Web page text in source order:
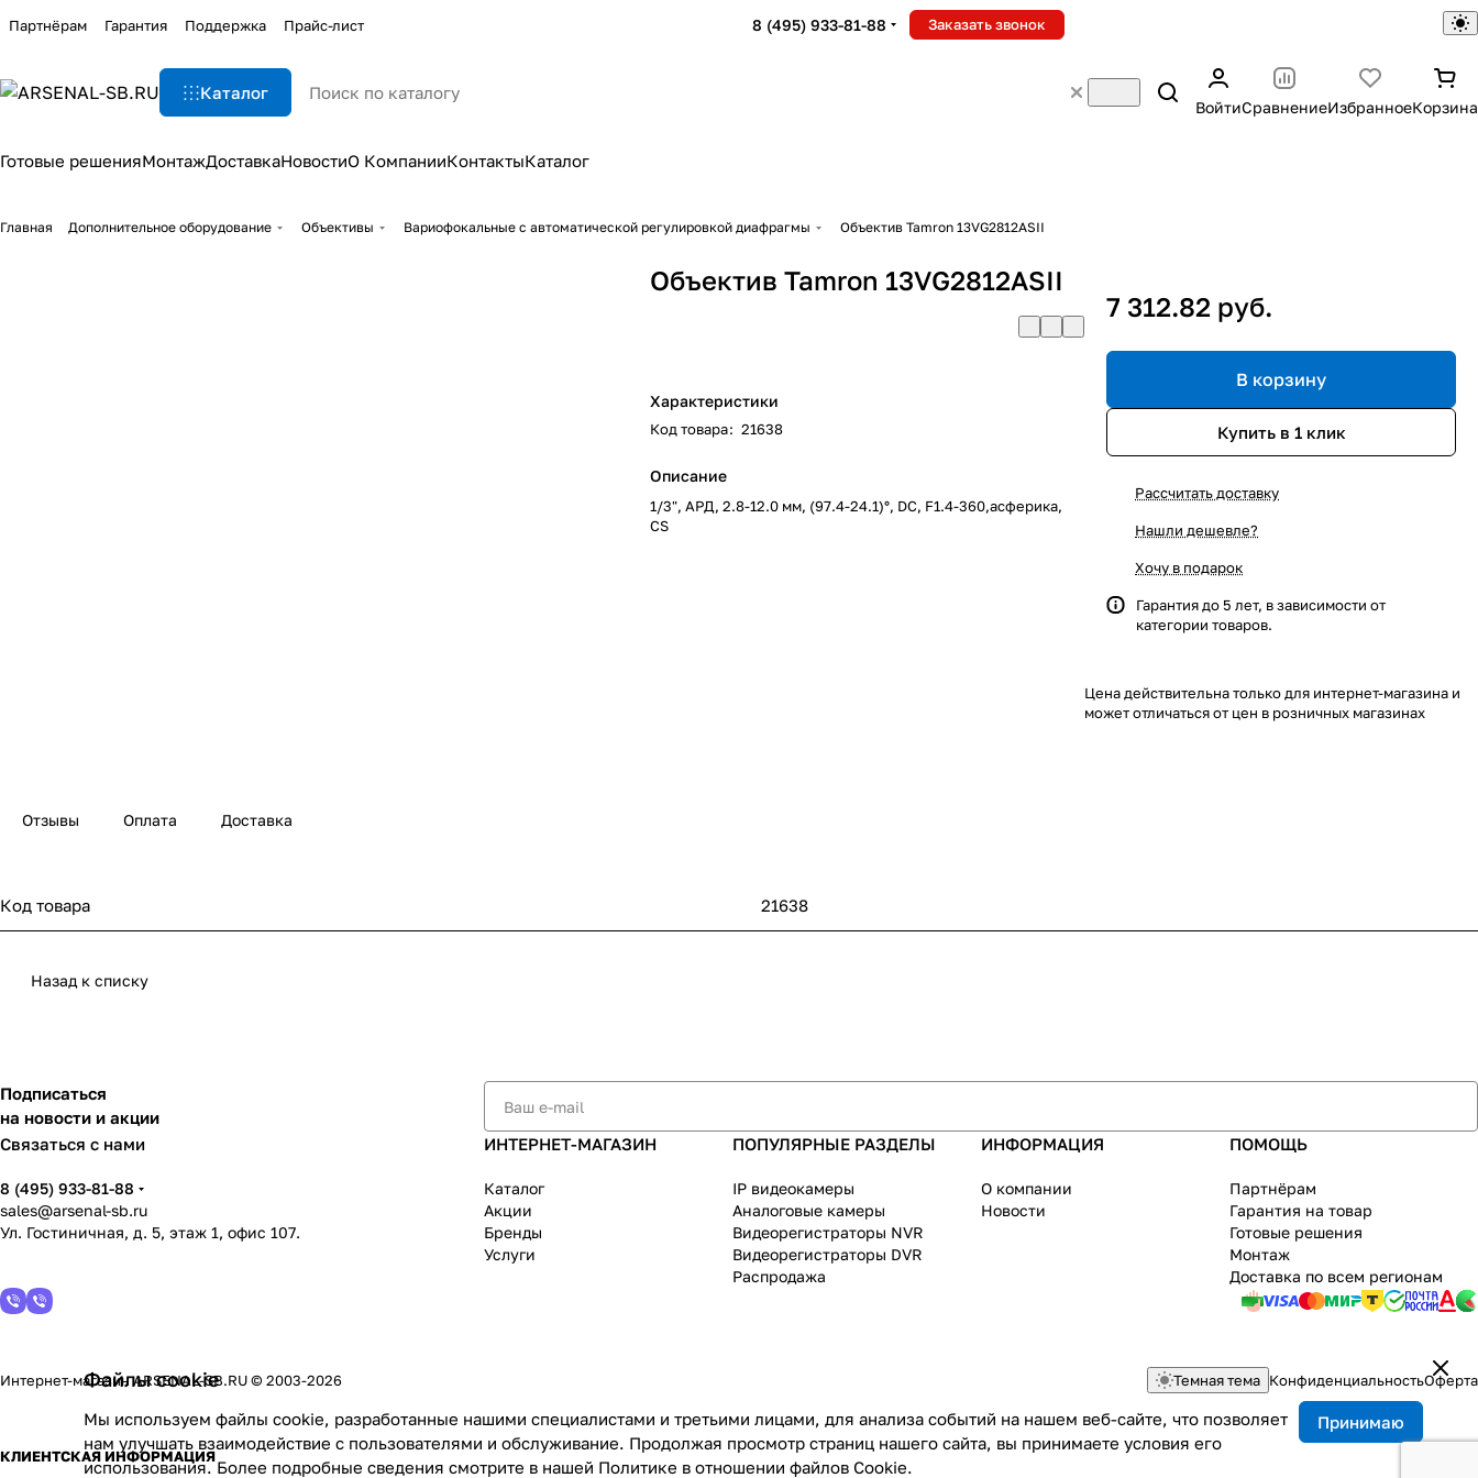
Партнёрам Гарантия Поддержка Прайс-лист 8 (495) 933-81-88 Заказать звонок
Каталог
ВойтиСравнениеИзбранноеКорзина
Готовые решенияМонтажДоставкаНовостиО КомпанииКонтактыКаталог
Главная Дополнительное оборудование Объективы Вариофокальные с автоматической регулировкой диафрагмы Объектив Tamron 13VG2812ASII
Объектив Tamron 13VG2812ASII
Характеристики
Код товара: 21638
Описание
1/3", АРД, 2.8-12.0 мм, (97.4-24.1)°, DC, F1.4-360,асферика,
CS
7 312.82 руб.
В корзину
Купить в 1 клик
Рассчитать доставку
Нашли дешевле?
Хочу в подарок
Гарантия до 5 лет, в зависимости от
категории товаров.
Цена действительна только для интернет-магазина и
может отличаться от цен в розничных магазинах
Отзывы Оплата Доставка
Код товара 21638
Назад к списку
Подписаться
на новости и акции
Связаться с нами
8 (495) 933-81-88
sales@arsenal-sb.ru
Ул. Гостиничная, д. 5, этаж 1, офис 107.
ИНТЕРНЕТ-МАГАЗИН
Каталог
Акции
Бренды
Услуги
ПОПУЛЯРНЫЕ РАЗДЕЛЫ
IP видеокамеры
Аналоговые камеры
Видеорегистраторы NVR
Видеорегистраторы DVR
Распродажа
ИНФОРМАЦИЯ
О компании
Новости
ПОМОЩЬ
Партнёрам
Гарантия на товар
Готовые решения
Монтаж
Доставка по всем регионам
Интернет-магазин ARSENAL-SB.RU © 2003-2026 Темная тема КонфиденциальностьОферта
КЛИЕНТСКАЯ ИНФОРМАЦИЯ
Файлы cookie
Мы используем файлы cookie, разработанные нашими специалистами и третьими лицами, для анализа событий на нашем веб-сайте, что позволяет
нам улучшать взаимодействие с пользователями и обслуживание. Продолжая просмотр страниц нашего сайта, вы принимаете условия его
использования. Более подробные сведения смотрите в нашей Политике в отношении файлов Cookie.
Принимаю